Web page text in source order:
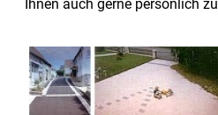
Ihnen auch gerne persönlich